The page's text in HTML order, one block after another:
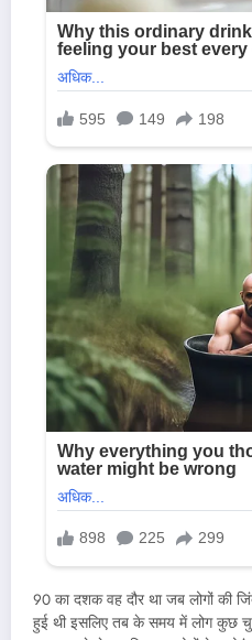
90 का दशक वह दौर था जब लोगों की
हुई थी इसलिए तब के समय में लोग कुछ